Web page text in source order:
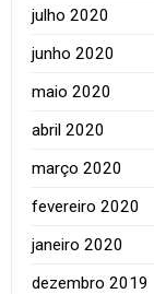
julho 2020
junho 2020
maio 2020
abril 2020
março 2020
fevereiro 2020
janeiro 2020
dezembro 2019